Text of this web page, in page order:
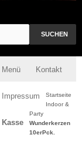
SUCHEN
Menü Kontakt
Impressum
Kasse
Startseite
Indoor &
Party
Wunderkerzen
10erPck.